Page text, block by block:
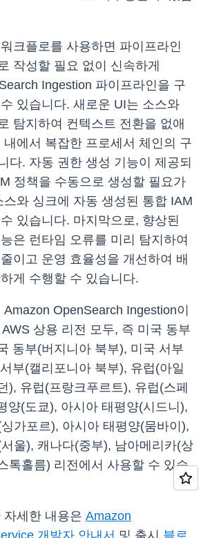
크플로를 사용하면 파이프라인
작성할 필요 없이 신속하게
Ingestion 파이프라인을 구
있습니다. 새로운 UI는 소스와
탐지하여 컨텍스트 전환을 없애
내에서 복잡한 프로세서 체인의 구
다. 자동 권한 생성 기능이 제공되
정책을 수동으로 생성할 필요가
스와 싱크에 자동 생성된 통합 IAM
있습니다. 마지막으로, 향상된
은 런타임 오류를 미리 탐지하여
이고 운영 효율성을 개선하여 배
게 수행할 수 있습니다.
OpenSearch Ingestion이
상용 리전 모두, 즉 미국 동부
동부(버지니아 북부), 미국 서부
부(캘리포니아 북부), 유럽(아일
), 유럽(프랑크푸르트), 유럽(스페
양(도쿄), 아시아 태평양(시드니),
가포르), 아시아 태평양(뭄바이),
울), 캐나다(중부), 남아메리카(상
톡홀름) 리전에서 사용할 수 있습
자세한 내용은 Amazon